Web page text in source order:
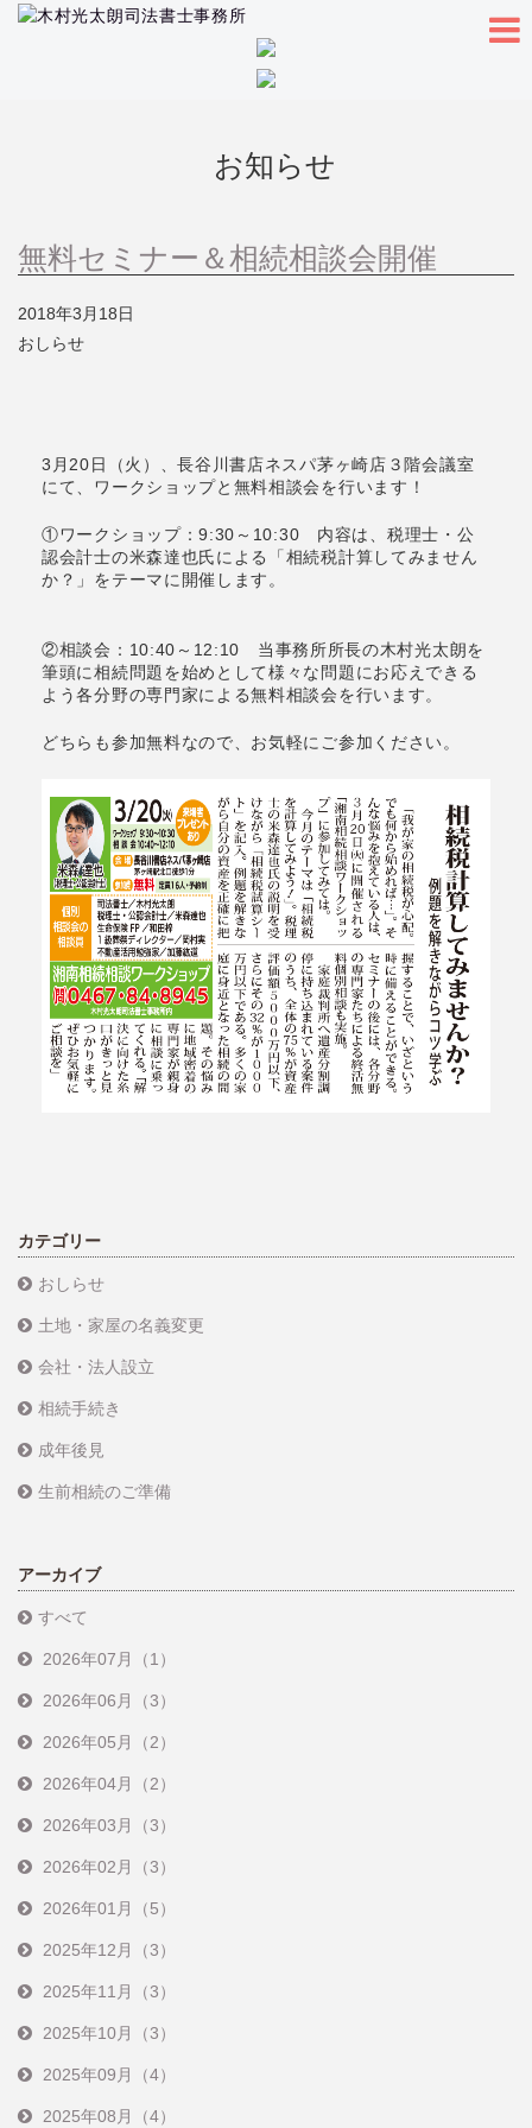
お知らせ
無料セミナー＆相続相談会開催
2018年3月18日
おしらせ
3月20日（火）、長谷川書店ネスパ茅ヶ崎店３階会議室
にて、ワークショップと無料相談会を行います！
①ワークショップ：9:30～10:30 内容は、税理士・公
認会計士の米森達也氏による「相続税計算してみません
か？」をテーマに開催します。
②相談会：10:40～12:10 当事務所所長の木村光太朗を
筆頭に相続問題を始めとして様々な問題にお応えできる
よう各分野の専門家による無料相談会を行います。
どちらも参加無料なので、お気軽にご参加ください。
カテゴリー
おしらせ
土地・家屋の名義変更
会社・法人設立
相続手続き
成年後見
生前相続のご準備
アーカイブ
すべて
2026年07月（1）
2026年06月（3）
2026年05月（2）
2026年04月（2）
2026年03月（3）
2026年02月（3）
2026年01月（5）
2025年12月（3）
2025年11月（3）
2025年10月（3）
2025年09月（4）
2025年08月（4）